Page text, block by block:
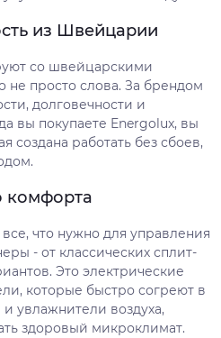
из Швейцарии
со швейцарскими
не просто слова. За брендом
долговечности и
вы покупаете Energolux, вы
создана работать без сбоев,
комфорта
что нужно для управления
- от классических сплит-
Это электрические
которые быстро согреют в
увлажнители воздуха,
здоровый микроклимат.